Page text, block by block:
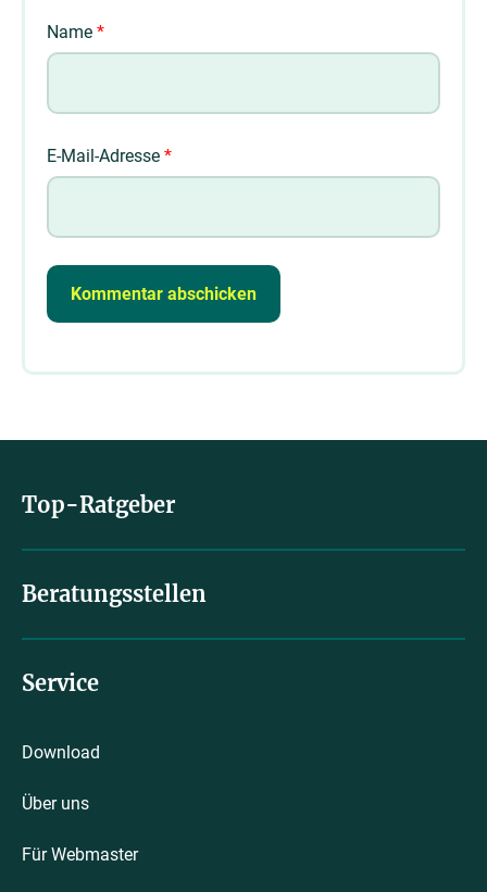
Name *
E-Mail-Adresse *
Top-Ratgeber
Beratungsstellen
Service
Download
Über uns
Für Webmaster